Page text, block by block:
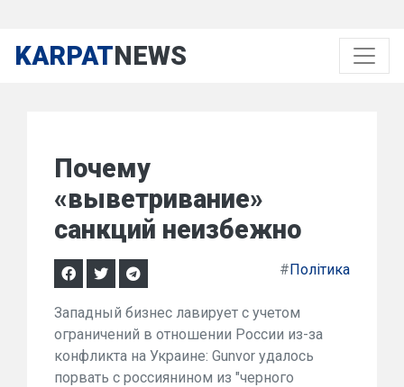
KARPATNEWS
Почему
«выветривание»
санкций неизбежно
#Політика
Западный бизнес лавирует с учетом
ограничений в отношении России из-за
конфликта на Украине: Gunvor удалось
порвать с россиянином из "черного